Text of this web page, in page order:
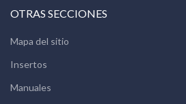
OTRAS SECCIONES
Mapa del sitio
Insertos
Manuales